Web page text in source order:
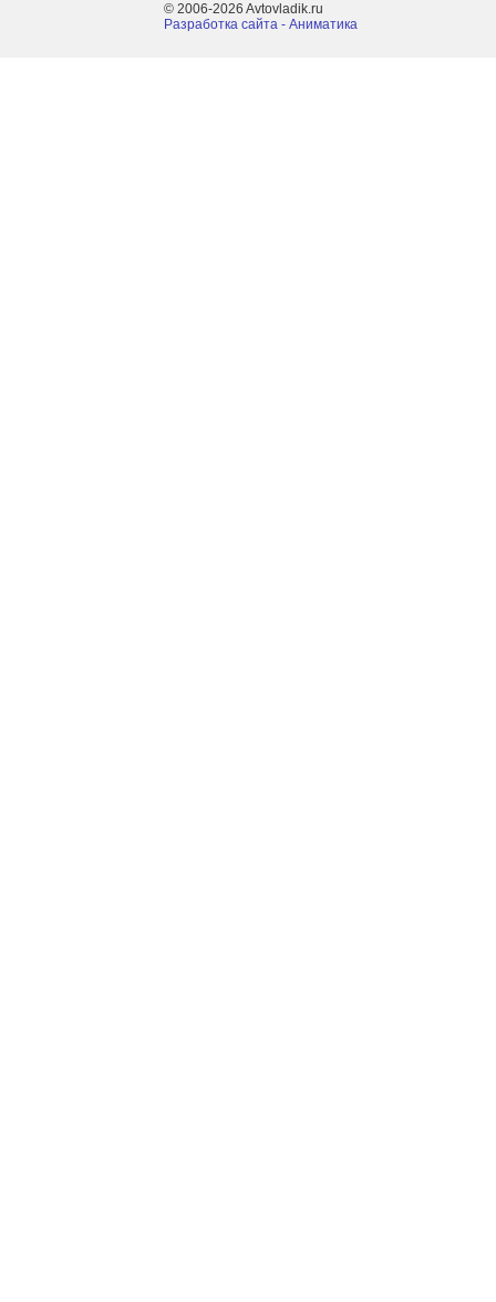
© 2006-2026 Avtovladik.ru
Разработка сайта - Aниматика